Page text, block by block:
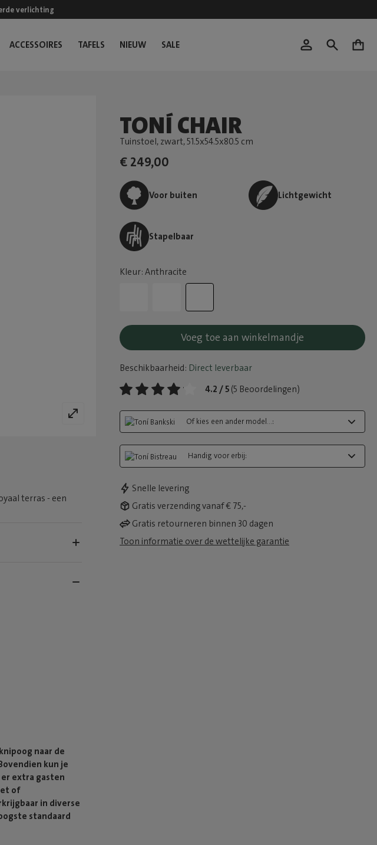
verlichting
ACCESSOIRES TAFELS NIEUW SALE 0
TONÍ CHAIR
Tuinstoel, zwart, 51.5x54.5x80.5 cm
€ 249,00
Voor buiten Lichtgewicht
Stapelbaar
Kleur: Anthracite
Voeg toe aan winkelmandje
Beschikbaarheid: Direct leverbaar
4.2 / 5 (5 Beoordelingen)
Of kies een ander model...:
Handig voor erbij:
Snelle levering
Gratis verzending vanaf € 75,-
Gratis retourneren binnen 30 dagen
Toon informatie over de wettelijke garantie
terras - een
naar de
kun je
extra gasten
of
in diverse
standaard